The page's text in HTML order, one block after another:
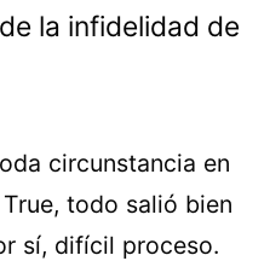
la infidelidad de
circunstancia en
todo salió bien
sí, difícil proceso.